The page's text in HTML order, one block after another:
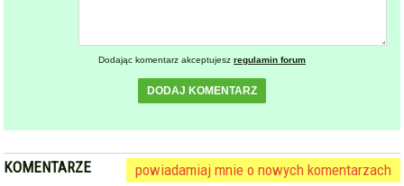
Dodając komentarz akceptujesz regulamin forum
DODAJ KOMENTARZ
KOMENTARZE powiadamiaj mnie o nowych komentarzach